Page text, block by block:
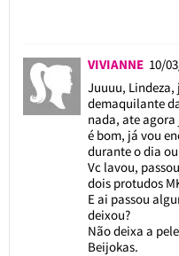
VIVIANNE 10/
Juuuu, Lindeza,
demaquilante
nada, ate agora
é bom, já vou
durante o dia
Vc lavou,
dois protudos
E ai passou
deixou?
Não deixa a
Beijokas.